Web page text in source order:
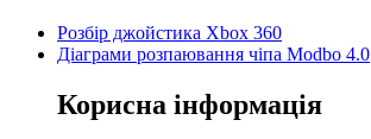
Розбір джойстика Xbox 360
Діаграми розпаювання чіпа Modbo 4.0
Корисна інформація